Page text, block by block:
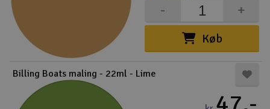
Køb
+
-
Billing Boats maling - 22ml - Lime